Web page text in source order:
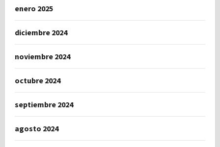
enero 2025
diciembre 2024
noviembre 2024
octubre 2024
septiembre 2024
agosto 2024